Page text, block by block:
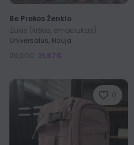
Be Prekės Ženklo
Zukis (kiškis, emociukas)
Universalus, Nauja
20,00€ 21,67€
0